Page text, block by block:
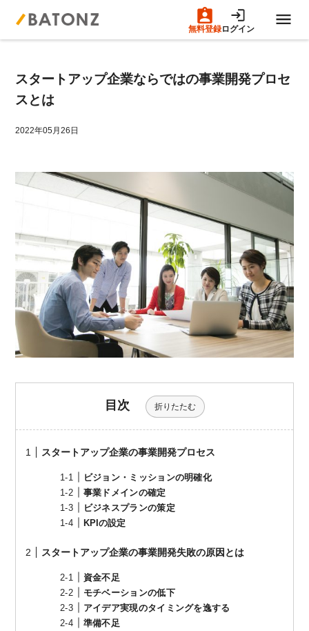
無料登録ログイン
M&A案件一覧
売りたい方へ
買いたい方へ
M&A専門家の方へ
スタートアップ企業ならではの事業開発プロセ
スとは
2022年05月26日
目次 折りたたむ
スタートアップ企業の事業開発プロセス
ビジョン・ミッションの明確化
事業ドメインの確定
ビジネスプランの策定
KPIの設定
スタートアップ企業の事業開発失敗の原因とは
資金不足
モチベーションの低下
アイデア実現のタイミングを逸する
準備不足